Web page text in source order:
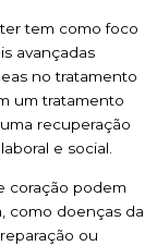
tem como foco
avançadas
no tratamento
um tratamento
recuperação
e social.
coração podem
como doenças da
ou